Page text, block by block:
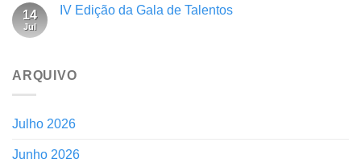
14
Jul
IV Edição da Gala de Talentos
ARQUIVO
Julho 2026
Junho 2026